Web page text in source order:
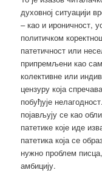
духовној ситуацији
– као и ироничност,
политичком
патетичност или
припремљени као
колективне или
цензуру која
побуђује
појављују се као
патетике које иде
патетика која се
нужно проблем
амбицију.